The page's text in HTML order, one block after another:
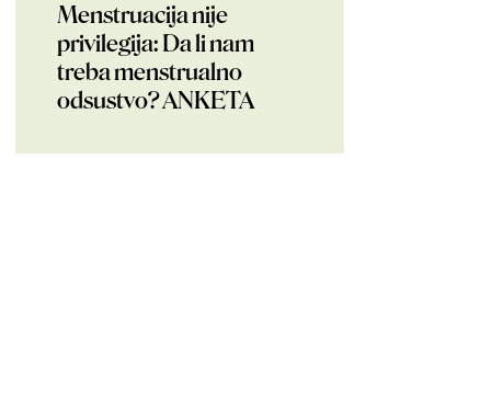
Menstruacija nije
privilegija: Da li nam
treba menstrualno
odsustvo? ANKETA